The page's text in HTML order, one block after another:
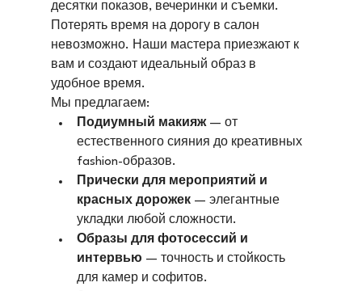
десятки показов, вечеринки и съемки.
Потерять время на дорогу в салон
невозможно. Наши мастера приезжают к
вам и создают идеальный образ в
удобное время.
Мы предлагаем:
Подиумный макияж — от
естественного сияния до креативных
fashion-образов.
Прически для мероприятий и
красных дорожек — элегантные
укладки любой сложности.
Образы для фотосессий и
интервью — точность и стойкость
для камер и софитов.